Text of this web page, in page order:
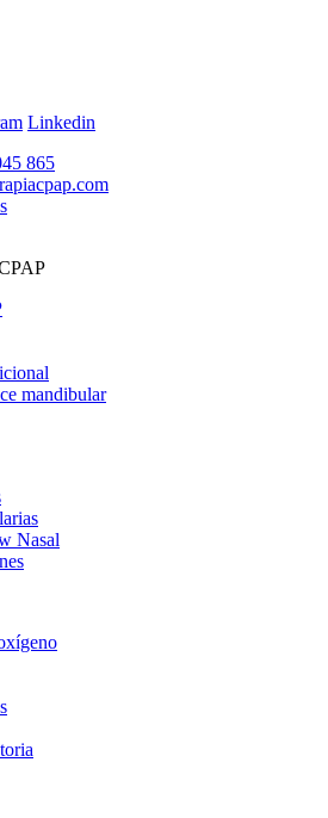
Linkedin
865
mandibular
Nasal